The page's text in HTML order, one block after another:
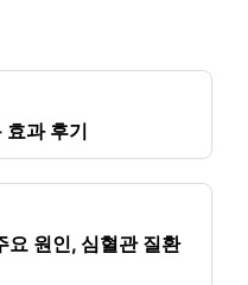
과 후기
요 원인, 심혈관 질환